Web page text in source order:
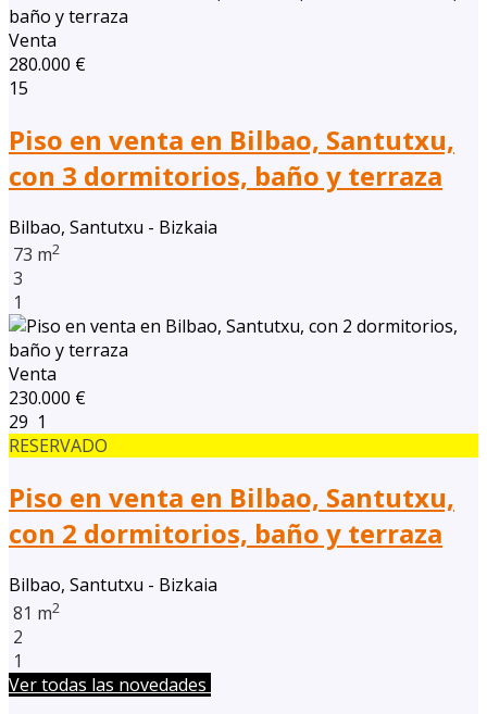
Venta
280.000 €
15
Piso en venta en Bilbao, Santutxu,
con 3 dormitorios, baño y terraza
Bilbao, Santutxu - Bizkaia
73 m2
3
1
Venta
230.000 €
29 1
RESERVADO
Piso en venta en Bilbao, Santutxu,
con 2 dormitorios, baño y terraza
Bilbao, Santutxu - Bizkaia
81 m2
2
1
Ver todas las novedades